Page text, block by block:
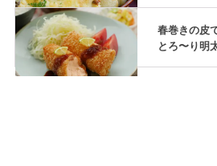
春巻きの皮
とろ〜り明